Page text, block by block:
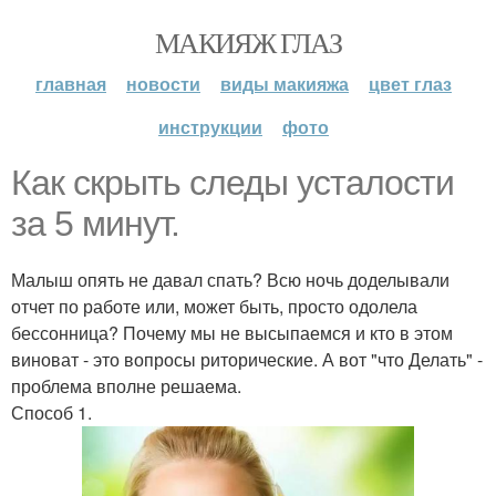
МАКИЯЖ ГЛАЗ
главная новости виды макияжа
цвет глаз
инструкции
фото
Как скрыть следы усталости
за 5 минут.
Малыш опять не давал спать? Всю ночь доделывали
отчет по работе или, может быть, просто одолела
бессонница? Почему мы не высыпаемся и кто в этом
виноват - это вопросы риторические. А вот "что Делать" -
проблема вполне решаема.
Способ 1.